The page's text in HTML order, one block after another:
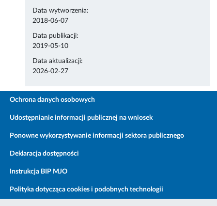
Data wytworzenia:
2018-06-07
Data publikacji:
2019-05-10
Data aktualizacji:
2026-02-27
Ochrona danych osobowych
Udostępnianie informacji publicznej na wniosek
Ponowne wykorzystywanie informacji sektora publicznego
Deklaracja dostępności
Instrukcja BIP MJO
Polityka dotycząca cookies i podobnych technologii